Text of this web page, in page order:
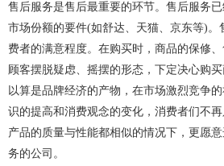
售后服务是售后最重要的环节。售后服务
市场份额的要件(如舒达、天猫、京东等)。
费者的满意程度。在购买时，商品的保修
顾客摆脱疑虑、摇摆的形态，下定决心购
以算是品牌经济的产物，在市场激烈竞争
识的提高和消费观念的变化，消费者们不
产品的质量与性能都相似的情况下，更愿
务的公司。